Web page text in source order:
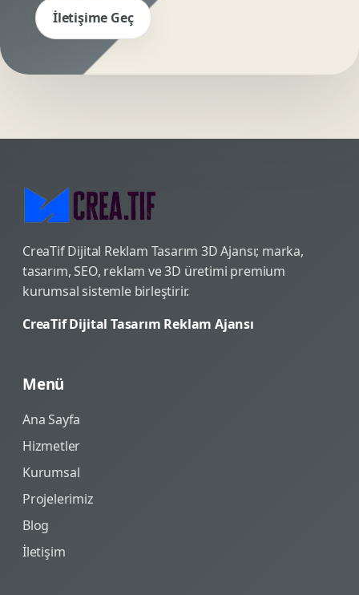
İletişime Geç
CreaTif Dijital Reklam Tasarım 3D Ajansı; marka,
tasarım, SEO, reklam ve 3D üretimi premium
kurumsal sistemle birleştirir.
CreaTif Dijital Tasarım Reklam Ajansı
Menü
Ana Sayfa
Hizmetler
Kurumsal
Projelerimiz
Blog
İletişim